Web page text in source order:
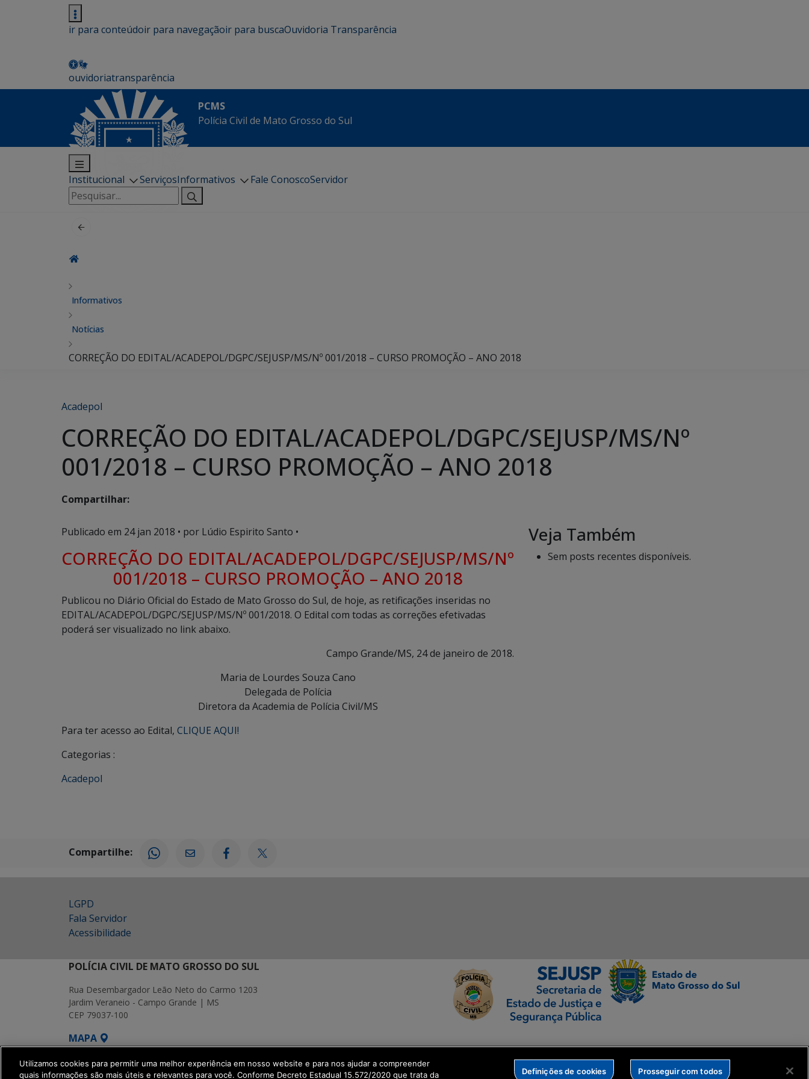
ir para conteúdoir para navegaçãoir para buscaOuvidoria Transparência
ouvidoriatransparência
PCMS
Polícia Civil de Mato Grosso do Sul
Institucional ServiçosInformativos Fale ConoscoServidor
Pesquisar
por:
Informativos
Notícias
CORREÇÃO DO EDITAL/ACADEPOL/DGPC/SEJUSP/MS/Nº 001/2018 – CURSO PROMOÇÃO – ANO 2018
Acadepol
CORREÇÃO DO EDITAL/ACADEPOL/DGPC/SEJUSP/MS/Nº
001/2018 – CURSO PROMOÇÃO – ANO 2018
Compartilhar:
Publicado em 24 jan 2018 • por Lúdio Espirito Santo •
CORREÇÃO DO EDITAL/ACADEPOL/DGPC/SEJUSP/MS/Nº
001/2018 – CURSO PROMOÇÃO – ANO 2018
Publicou no Diário Oficial do Estado de Mato Grosso do Sul, de hoje, as retificações inseridas no
EDITAL/ACADEPOL/DGPC/SEJUSP/MS/Nº 001/2018. O Edital com todas as correções efetivadas
poderá ser visualizado no link abaixo.
Campo Grande/MS, 24 de janeiro de 2018.
Maria de Lourdes Souza Cano
Delegada de Polícia
Diretora da Academia de Polícia Civil/MS
Para ter acesso ao Edital, CLIQUE AQUI!
Categorias :
Acadepol
Veja Também
Sem posts recentes disponíveis.
Compartilhe:
LGPD
Fala Servidor
Acessibilidade
POLÍCIA CIVIL DE MATO GROSSO DO SUL
Rua Desembargador Leão Neto do Carmo 1203
Jardim Veraneio - Campo Grande | MS
CEP 79037-100
MAPA
SETDIG | Secretaria-Executiva de Transformação Digital
Utilizamos cookies para permitir uma melhor experiência em nosso website e para nos ajudar a compreender
quais informações são mais úteis e relevantes para você. Conforme Decreto Estadual 15.572/2020 que trata da
Definições de cookies Prosseguir com todos